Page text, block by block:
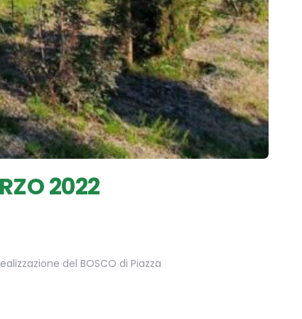
2022
del BOSCO di Piazza